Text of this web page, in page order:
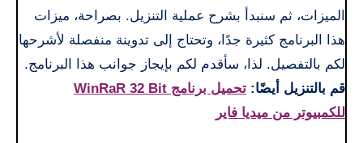
الميزات، ثم سنبدأ بشرح عملية التنزيل. بصراحة، ميزات
هذا البرنامج كثيرة جدًا، وتحتاج إلى تدوينة منفصلة لأشرحها
لكم بالتفصيل. لذا، سأقدم لكم بإيجاز جوانب هذا البرنامج.
قم بالتنزيل أيضًا:
تحميل برنامج WinRaR 32 Bit
للكمبيوتر من ميديا فاير